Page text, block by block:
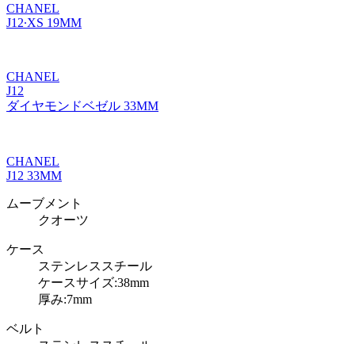
CHANEL
J12∙XS 19MM
CHANEL
J12
ダイヤモンドベゼル 33MM
CHANEL
J12 33MM
ムーブメント
クオーツ
ケース
ステンレススチール
ケースサイズ:38mm
厚み:7mm
ベルト